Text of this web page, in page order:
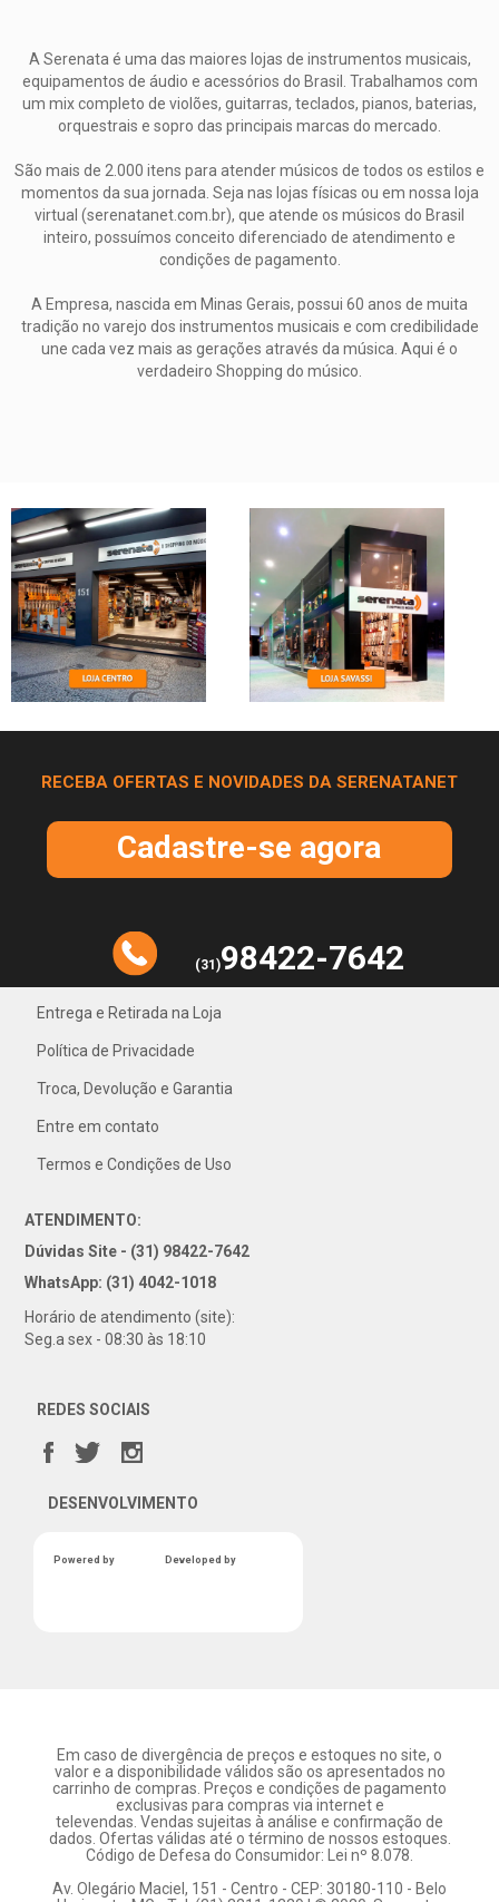
A Serenata é uma das maiores lojas de instrumentos musicais,
equipamentos de áudio e acessórios do Brasil. Trabalhamos com
um mix completo de violões, guitarras, teclados, pianos, baterias,
orquestrais e sopro das principais marcas do mercado.
São mais de 2.000 itens para atender músicos de todos os estilos e
momentos da sua jornada. Seja nas lojas físicas ou em nossa loja
virtual (serenatanet.com.br), que atende os músicos do Brasil
inteiro, possuímos conceito diferenciado de atendimento e
condições de pagamento.
A Empresa, nascida em Minas Gerais, possui 60 anos de muita
tradição no varejo dos instrumentos musicais e com credibilidade
une cada vez mais as gerações através da música. Aqui é o
verdadeiro Shopping do músico.
RECEBA OFERTAS E NOVIDADES DA SERENATANET
Cadastre-se agora
(31)98422-7642
4042-1018
Entrega e Retirada na Loja
Política de Privacidade
Troca, Devolução e Garantia
Entre em contato
Termos e Condições de Uso
ATENDIMENTO:
Dúvidas Site - (31) 98422-7642
WhatsApp: (31) 4042-1018
Horário de atendimento (site):
Seg.a sex - 08:30 às 18:10
REDES SOCIAIS
DESENVOLVIMENTO
Powered by Developed by
Em caso de divergência de preços e estoques no site, o
valor e a disponibilidade válidos são os apresentados no
carrinho de compras. Preços e condições de pagamento
exclusivas para compras via internet e
televendas. Vendas sujeitas à análise e confirmação de
dados. Ofertas válidas até o término de nossos estoques.
Código de Defesa do Consumidor: Lei nº 8.078.
Av. Olegário Maciel, 151 - Centro - CEP: 30180-110 - Belo